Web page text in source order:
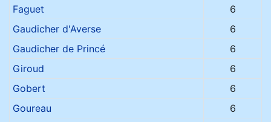
Faguet
6
Gaudicher d'Averse
6
Gaudicher de Princé
6
Giroud
6
Gobert
6
Goureau
6